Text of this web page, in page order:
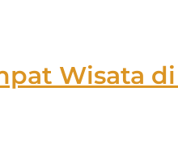
Wisata